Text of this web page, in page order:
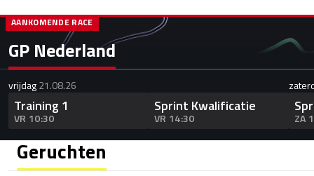
GP Nederland
AANKOMENDE RACE
vrijdag21.08.26
Training 1
VR 10:30
Sprint Kwalificatie
VR 14:30 ZA
Geruchten